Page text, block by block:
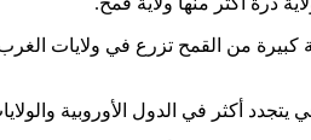
كبيرة من القمح تزرع في ولايات
أكثر في الدول الأوروبية